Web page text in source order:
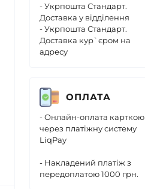
- Укрпошта Стандарт.
Доставка у відділення
- Укрпошта Стандарт.
Доставка кур`єром на
адресу
ОПЛАТА
- Онлайн-оплата карткою
через платіжну систему
LiqPay
- Накладений платіж з
передоплатою 1000 грн.